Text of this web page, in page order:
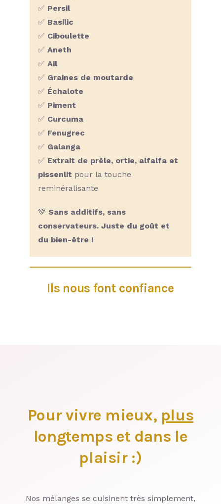
✅ Persil
✅ Basilic
✅ Ciboulette
✅ Aneth
✅ Ail
✅ Graines de moutarde
✅ Échalote
✅ Piment
✅ Curcuma
✅ Fenugrec
✅ Galanga
✅ Extrait de prêle, ortie, alfalfa et
pissenlit pour la touche
reminéralisante
💚 Sans additifs, sans
conservateurs. Juste du goût et
du bien-être !
Ils nous font confiance
Pour vivre mieux, plus
longtemps et dans le
plaisir :)
Nos mélanges se cuisinent très simplement,